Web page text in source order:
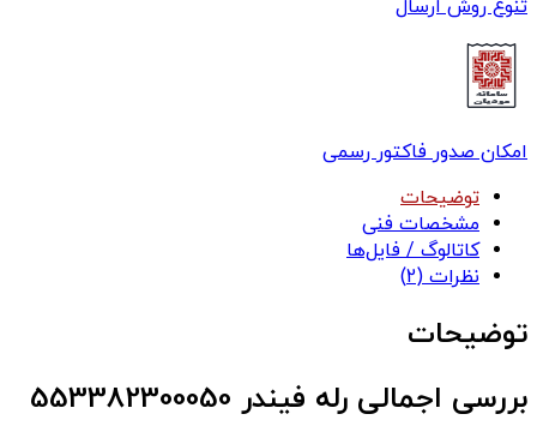
تنوع روش ارسال
امکان صدور فاکتور رسمی
توضیحات
مشخصات فنی
کاتالوگ / فایل‌ها
نظرات (2)
توضیحات
بررسی اجمالی رله فیندر 553382300050